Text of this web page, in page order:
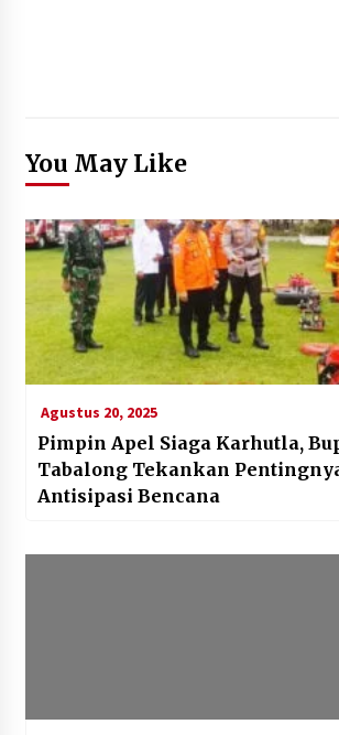
You May Like
Agustus 20, 2025
Pimpin Apel Siaga Karhutla,
Tabalong Tekankan
Antisipasi Bencana